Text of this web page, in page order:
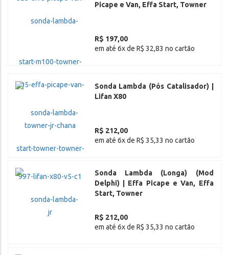
Picape e Van, Effa Start, Towner
R$ 197,00
em até 6x de R$ 32,83 no cartão
Sonda Lambda (Pós Catalisador) |
Lifan X80
R$ 212,00
em até 6x de R$ 35,33 no cartão
Sonda Lambda (Longa) (Mod
Delphi) | Effa Picape e Van, Effa
Start, Towner
R$ 212,00
em até 6x de R$ 35,33 no cartão